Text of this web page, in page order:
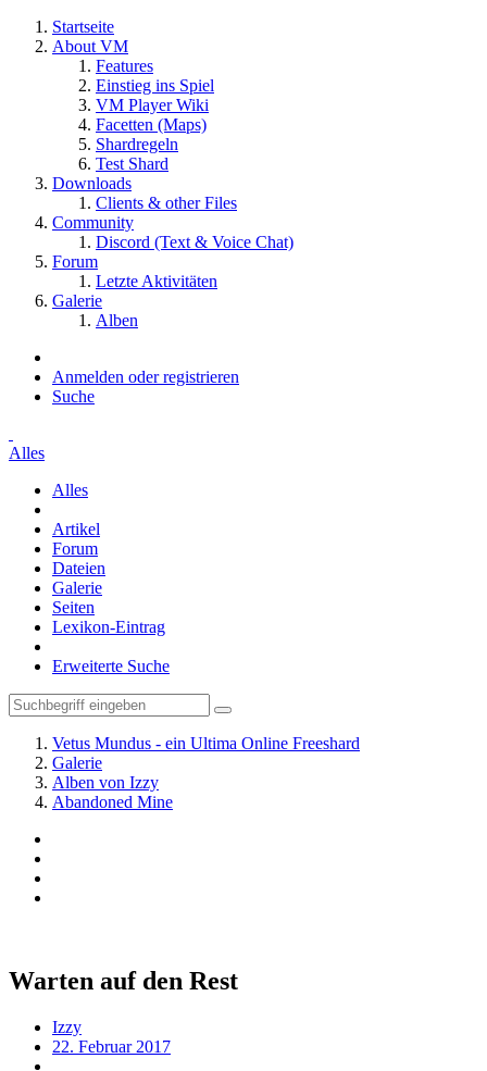
Startseite
About VM
Features
Einstieg ins Spiel
VM Player Wiki
Facetten (Maps)
Shardregeln
Test Shard
Downloads
Clients & other Files
Community
Discord (Text & Voice Chat)
Forum
Letzte Aktivitäten
Galerie
Alben
Anmelden oder registrieren
Suche
Alles
Alles
Artikel
Forum
Dateien
Galerie
Seiten
Lexikon-Eintrag
Erweiterte Suche
Vetus Mundus - ein Ultima Online Freeshard
Galerie
Alben von Izzy
Abandoned Mine
Warten auf den Rest
Izzy
22. Februar 2017